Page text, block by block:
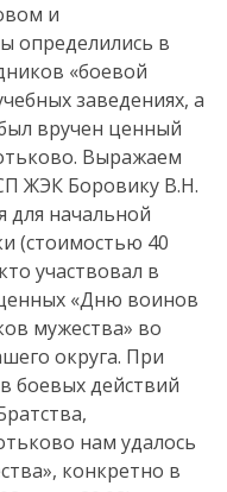
и
определились в
«боевой
заведениях, а
вручен ценный
Выражаем
ЖЭК Боровику В.Н.
для начальной
(стоимостью 40
участвовал в
«Дню воинов
мужества» во
округа. При
боевых действий
нам удалось
конкретно в